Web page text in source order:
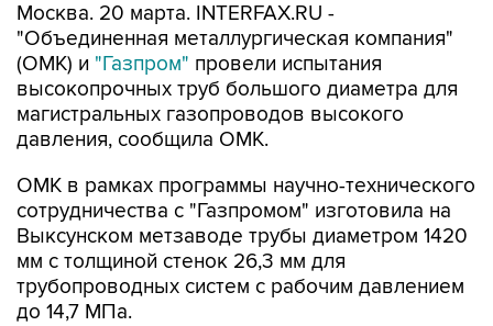
Москва. 20 марта. INTERFAX.RU -
"Объединенная металлургическая компания"
(ОМК) и "Газпром" провели испытания
высокопрочных труб большого диаметра для
магистральных газопроводов высокого
давления, сообщила ОМК.
ОМК в рамках программы научно-технического
сотрудничества с "Газпромом" изготовила на
Выксунском метзаводе трубы диаметром 1420
мм с толщиной стенок 26,3 мм для
трубопроводных систем с рабочим давлением
до 14,7 МПа.